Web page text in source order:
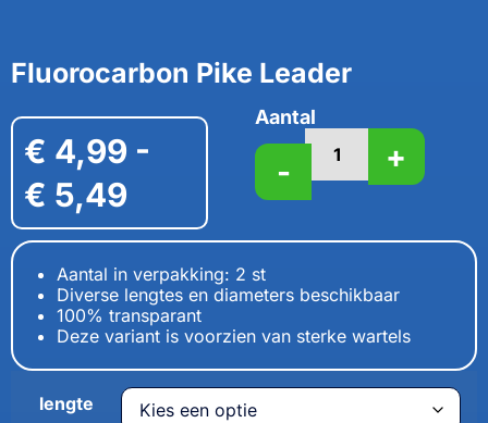
Fluorocarbon Pike Leader
€ 4,99 -
€ 5,49
Aantal
- +
Aantal in verpakking: 2 st
Diverse lengtes en diameters beschikbaar
100% transparant
Deze variant is voorzien van sterke wartels
lengte